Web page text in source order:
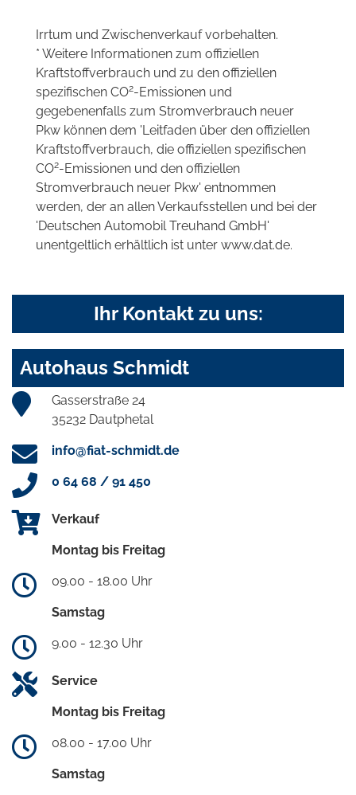
Irrtum und Zwischenverkauf vorbehalten.
* Weitere Informationen zum offiziellen
Kraftstoffverbrauch und zu den offiziellen
spezifischen CO2-Emissionen und
gegebenenfalls zum Stromverbrauch neuer
Pkw können dem 'Leitfaden über den offiziellen
Kraftstoffverbrauch, die offiziellen spezifischen
CO2-Emissionen und den offiziellen
Stromverbrauch neuer Pkw' entnommen
werden, der an allen Verkaufsstellen und bei der
'Deutschen Automobil Treuhand GmbH'
unentgeltlich erhältlich ist unter www.dat.de.
Ihr Kontakt zu uns:
Autohaus Schmidt
Gasserstraße 24
35232 Dautphetal
info@fiat-schmidt.de
0 64 68 / 91 450
Verkauf
Montag bis Freitag
09.00 - 18.00 Uhr
Samstag
9.00 - 12.30 Uhr
Service
Montag bis Freitag
08.00 - 17.00 Uhr
Samstag